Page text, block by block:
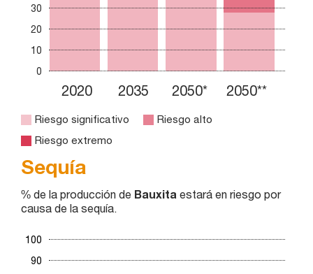
30
20
10
0
2020 2035 2050* 2050**
Riesgo significativo
Riesgo alto
Riesgo extremo
Sequía
% de la producción de Bauxita estará en riesgo por
causa de la sequía.
100
90